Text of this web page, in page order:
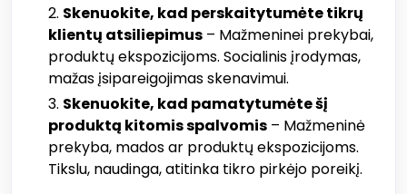
Skenuokite, kad perskaitytumėte tikrų
klientų atsiliepimus – Mažmeninei prekybai,
produktų ekspozicijoms. Socialinis įrodymas,
mažas įsipareigojimas skenavimui.
Skenuokite, kad pamatytumėte šį
produktą kitomis spalvomis – Mažmeninė
prekyba, mados ar produktų ekspozicijoms.
Tikslu, naudinga, atitinka tikro pirkėjo poreikį.